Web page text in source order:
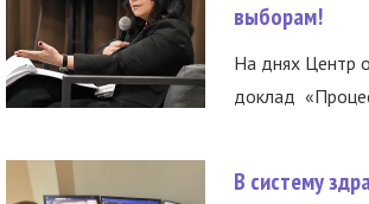
выборам!
На днях Центр
доклад
В систему